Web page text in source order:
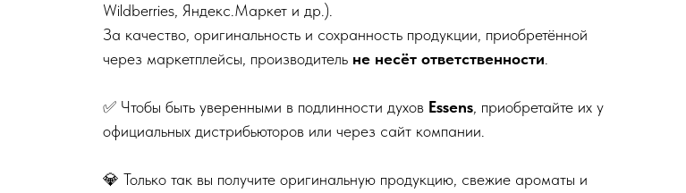
Wildberries, Яндекс.Маркет и др.).
За качество, оригинальность и сохранность продукции, приобретённой
через маркетплейсы, производитель не несёт ответственности
✅ Чтобы быть уверенными в подлинности духов Essens, приобретайте их у
официальных дистрибьюторов или через сайт компании.
💎 Только так вы получите оригинальную продукцию, свежие ароматы и